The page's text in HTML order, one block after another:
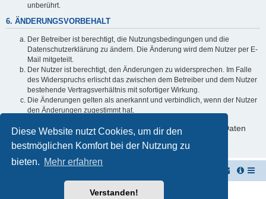
Diese Website nutzt Cookies, um dir den
bestmöglichen Komfort bei der Nutzung zu
bieten. Mehr erfahren
Verstanden!
unberührt.
6. ÄNDERUNGSVORBEHALT
Der Betreiber ist berechtigt, die Nutzungsbedingungen und die
Datenschutzerklärung zu ändern. Die Änderung wird dem Nutzer per E-
Mail mitgeteilt.
Der Nutzer ist berechtigt, den Änderungen zu widersprechen. Im Falle
des Widerspruchs erlischt das zwischen dem Betreiber und dem Nutzer
bestehende Vertragsverhältnis mit sofortiger Wirkung.
Die Änderungen gelten als anerkannt und verbindlich, wenn der Nutzer
den Änderungen zugestimmt hat.
Informationen über den Umgang mit deinen persönlichen Daten
sind in der Datenschutzerklärung enthalten.
Powered byphpBB® Forum Software © phpBB Limited